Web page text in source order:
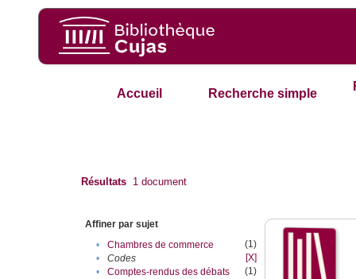
Accueil Recherche simple
Résultats 1 document
Affiner par sujet
•
Chambres de commerce
(1)
•
Codes
[X]
•
Comptes-rendus des débats
(1)